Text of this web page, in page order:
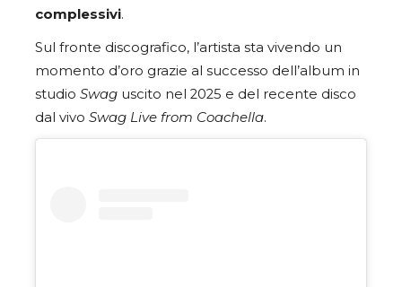
complessivi.
Sul fronte discografico, l’artista sta vivendo un
momento d’oro grazie al successo dell’album in
studio Swag uscito nel 2025 e del recente disco
dal vivo Swag Live from Coachella.